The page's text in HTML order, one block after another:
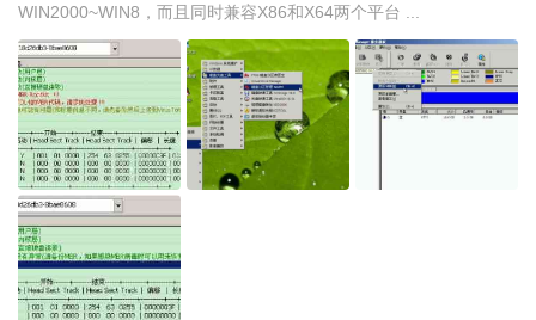
WIN2000~WIN8，而且同时兼容X86和X64两个平台 ...